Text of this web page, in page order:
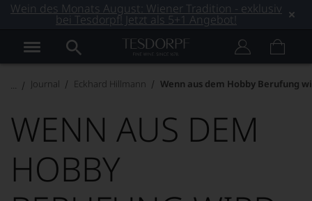
Wein des Monats August: Wiener Tradition - exklusiv
bei Tesdorpf! Jetzt als 5+1 Angebot!
Journal Eckhard Hillmann Wenn aus dem Hobby Berufung
WENN AUS DEM
HOBBY